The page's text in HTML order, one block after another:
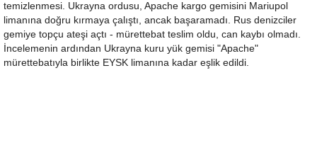
temizlenmesi. Ukrayna ordusu, Apache kargo gemisini Mariupol
limanına doğru kırmaya çalıştı, ancak başaramadı. Rus denizciler
gemiye topçu ateşi açtı - mürettebat teslim oldu, can kaybı olmadı.
İncelemenin ardından Ukrayna kuru yük gemisi "Apache"
mürettebatıyla birlikte EYSK limanına kadar eşlik edildi.